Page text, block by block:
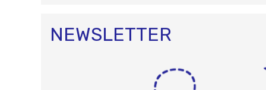
NEWSLETTER